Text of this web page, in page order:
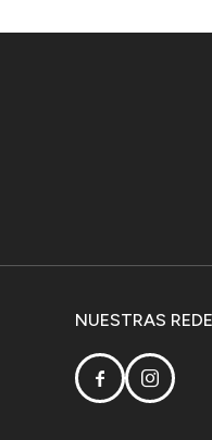
NUESTRAS
 